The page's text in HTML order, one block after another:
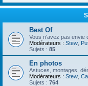
Best Of
Vous n'avez pas envie
Modérateurs : Stew
Sujets : 85
En photos
Astuces, montages,
Modérateurs : Stew
Sujets : 764